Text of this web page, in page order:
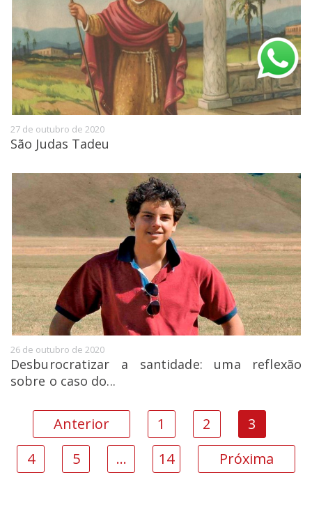
27 de outubro de 2020
São Judas Tadeu
26 de outubro de 2020
Desburocratizar a santidade: uma reflexão
sobre o caso do...
Anterior 1 2
3
4
5 … 14 Próxima